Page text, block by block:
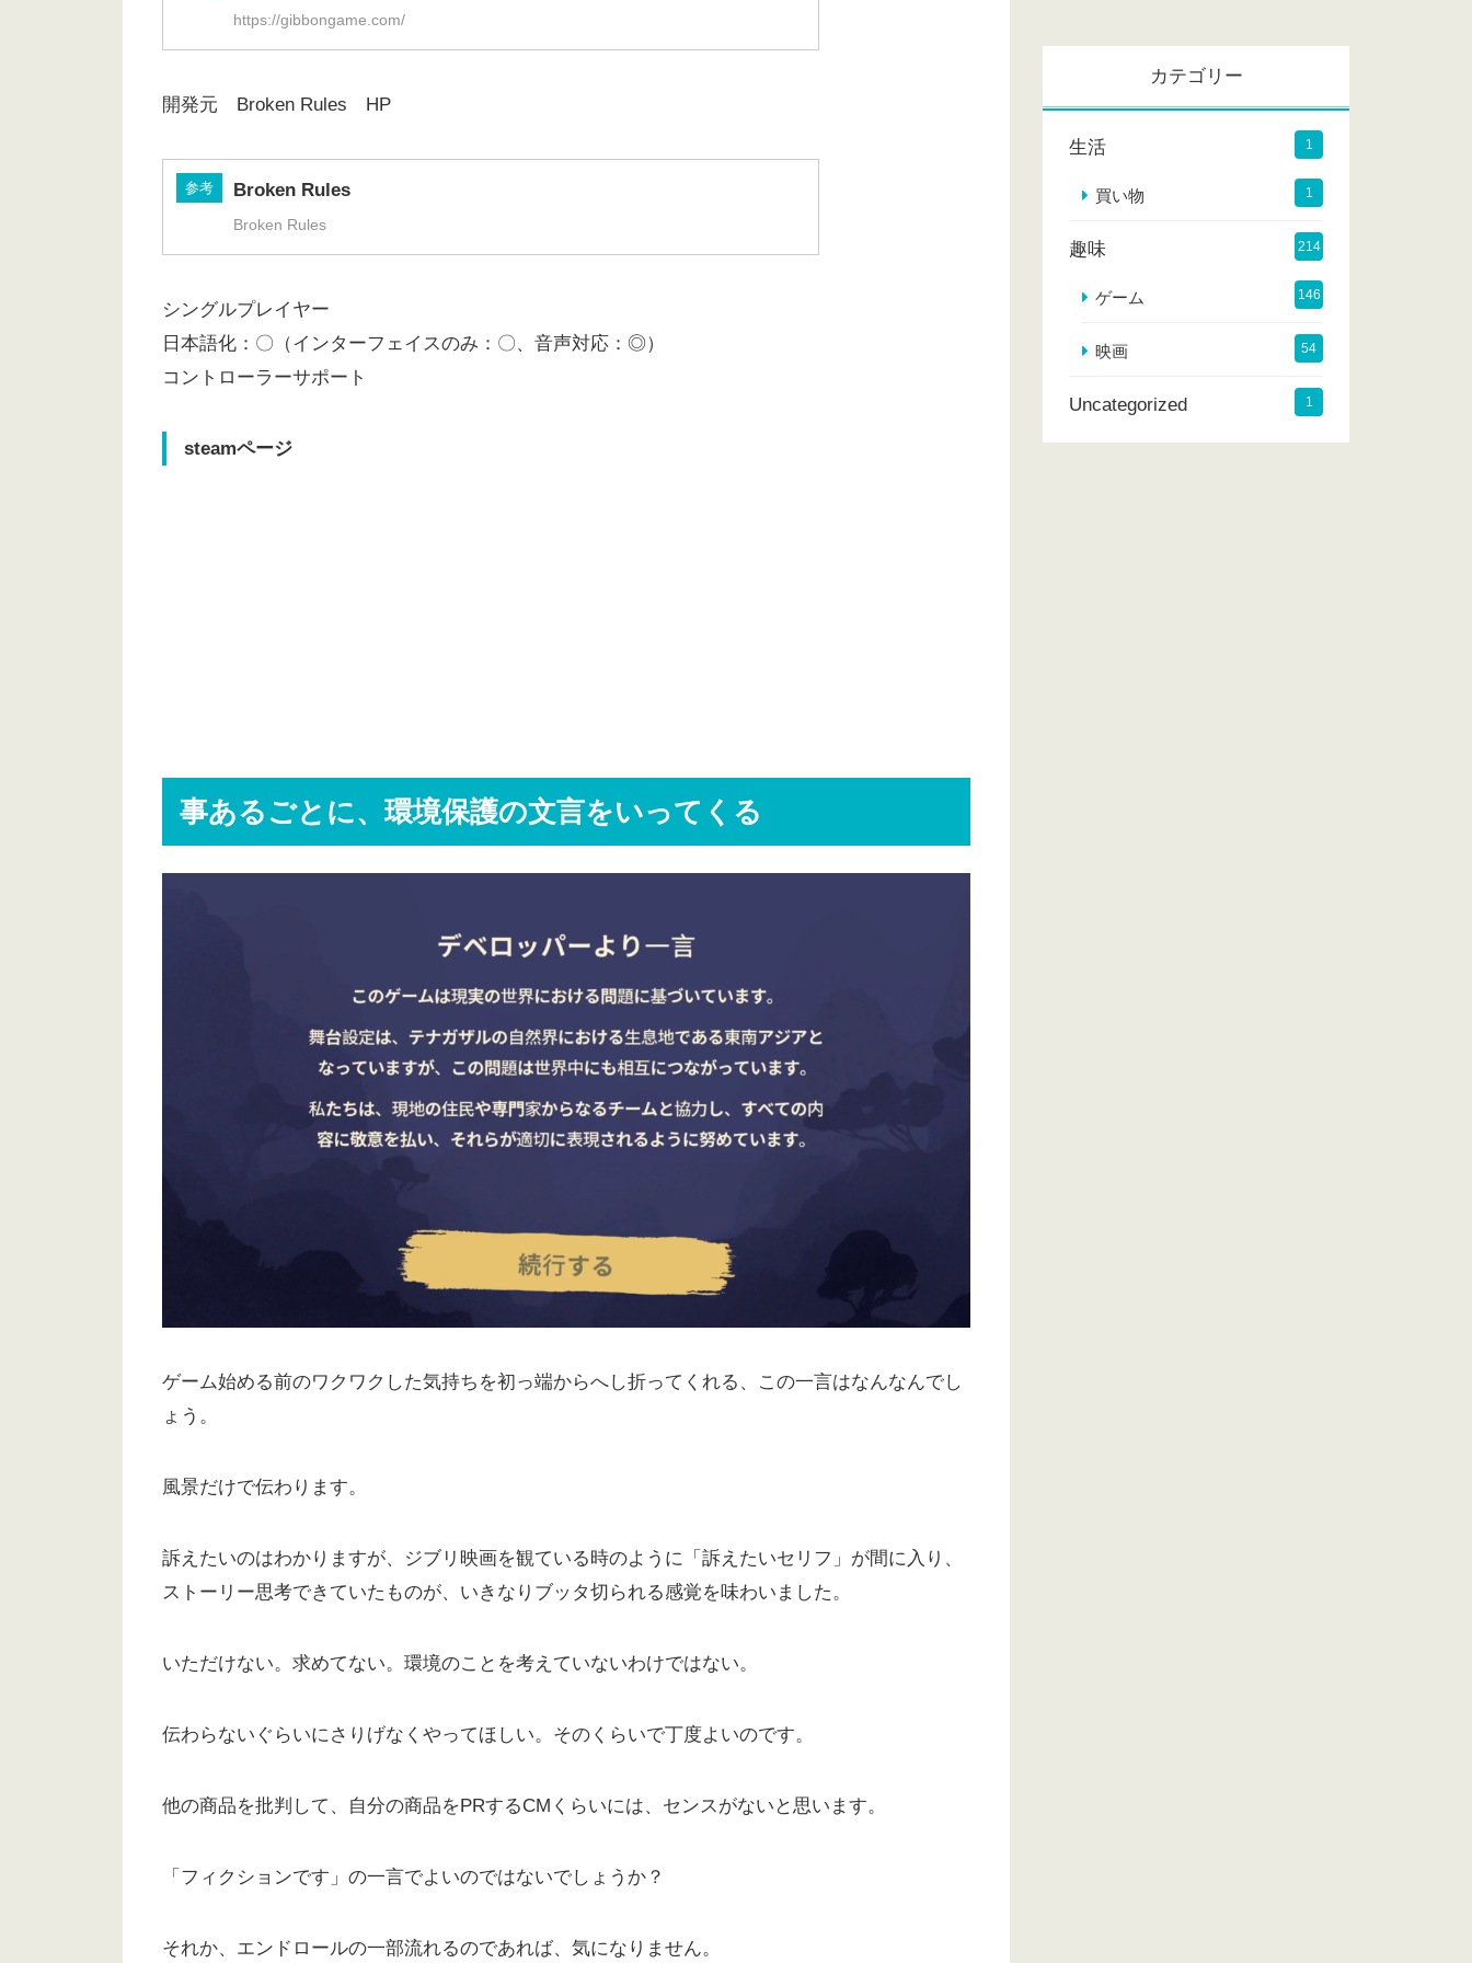
https://gibbongame.com/
開発元 Broken Rules HP
参考 Broken Rules
Broken Rules
シングルプレイヤー
日本語化：〇（インターフェイスのみ：〇、音声対応：◎）
コントローラーサポート
steamページ
事あるごとに、環境保護の文言をいってくる
ゲーム始める前のワクワクした気持ちを初っ端からへし折ってくれる、この一言はなんなんでし
ょう。
風景だけで伝わります。
訴えたいのはわかりますが、ジブリ映画を観ている時のように「訴えたいセリフ」が間に入り、
ストーリー思考できていたものが、いきなりブッタ切られる感覚を味わいました。
いただけない。求めてない。環境のことを考えていないわけではない。
伝わらないぐらいにさりげなくやってほしい。そのくらいで丁度よいのです。
他の商品を批判して、自分の商品をPRするCMくらいには、センスがないと思います。
「フィクションです」の一言でよいのではないでしょうか？
それか、エンドロールの一部流れるのであれば、気になりません。
イ
カテゴリー
生活 1
買い物 1
趣味 214
ゲーム 146
映画 54
Uncategorized 1